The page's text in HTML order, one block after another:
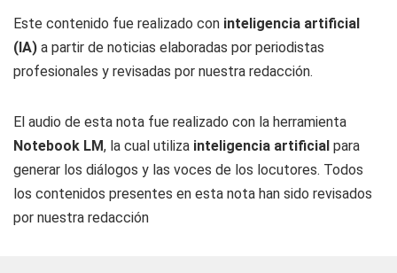
Este contenido fue realizado con inteligencia artificial
(IA) a partir de noticias elaboradas por periodistas
profesionales y revisadas por nuestra redacción.
El audio de esta nota fue realizado con la herramienta
Notebook LM, la cual utiliza inteligencia artificial para
generar los diálogos y las voces de los locutores. Todos
los contenidos presentes en esta nota han sido revisados
por nuestra redacción